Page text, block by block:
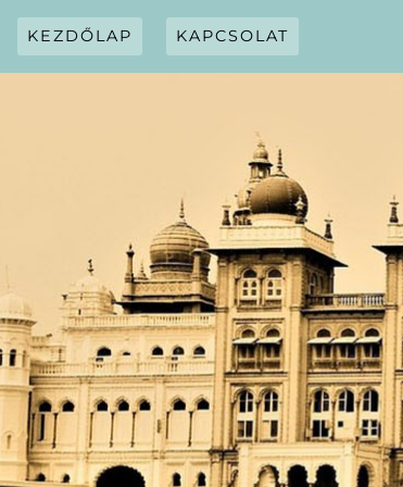
Skip
KEZDŐLAP KAPCSOLAT